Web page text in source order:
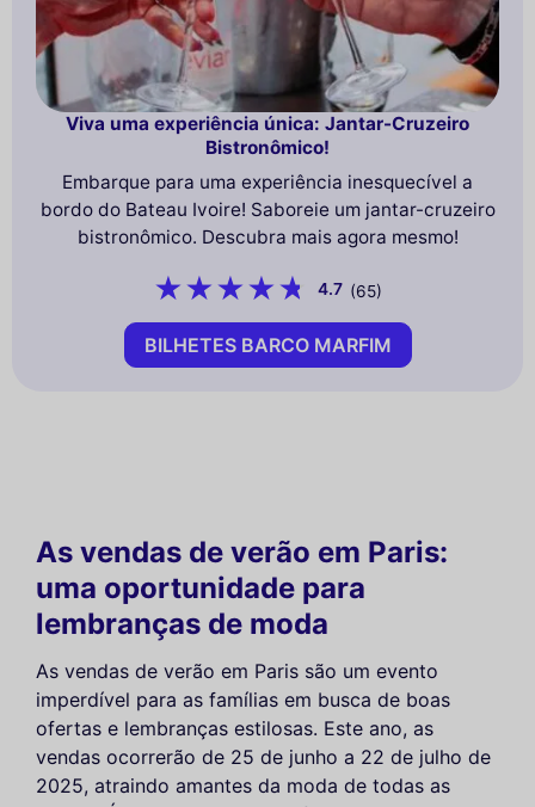
Viva uma experiência única: Jantar-Cruzeiro
Bistronômico!
Embarque para uma experiência inesquecível a
bordo do Bateau Ivoire! Saboreie um jantar-cruzeiro
bistronômico. Descubra mais agora mesmo!
4.7 (65)
BILHETES BARCO MARFIM
As vendas de verão em Paris:
uma oportunidade para
lembranças de moda
As vendas de verão em Paris são um evento
imperdível para as famílias em busca de boas
ofertas e lembranças estilosas. Este ano, as
vendas ocorrerão de 25 de junho a 22 de julho de
2025, atraindo amantes da moda de todas as